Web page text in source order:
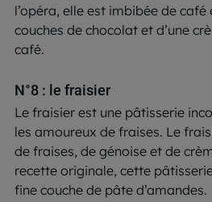
l’opéra, elle est imbibée de
couches de chocolat et d’une
café.
N°8 : le fraisier
Le fraisier est une pâtisserie
les amoureux de fraises. Le
de fraises, de génoise et de
recette originale, cette
fine couche de pâte d’amandes.